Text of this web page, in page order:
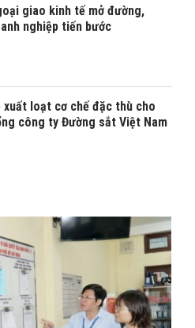
giao kinh tế mở đường,
nghiệp tiến bước
xuất loạt cơ chế đặc thù cho
công ty Đường sắt Việt Nam